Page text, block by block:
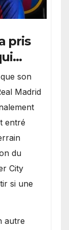
pris
son
Madrid
entré
du
City
si une
autre